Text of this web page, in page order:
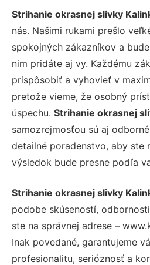
Strihanie okrasnej slivky
nás. Našimi rukami prešlo
spokojných zákazníkov a
nim pridáte aj vy. Každému
prispôsobiť a vyhovieť v
pretože vieme, že osobný
úspechu. Strihanie okrasnej
samozrejmosťou sú aj
detailné poradenstvo, aby ste
výsledok bude presne podľa
Strihanie okrasnej slivky
podobe skúseností,
ste na správnej adrese –
Inak povedané, garantujeme
profesionalitu, serióznosť a